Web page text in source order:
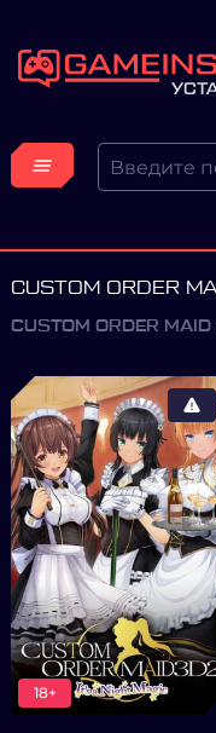
CUSTOM ORDER
CUSTOM ORDER
18+